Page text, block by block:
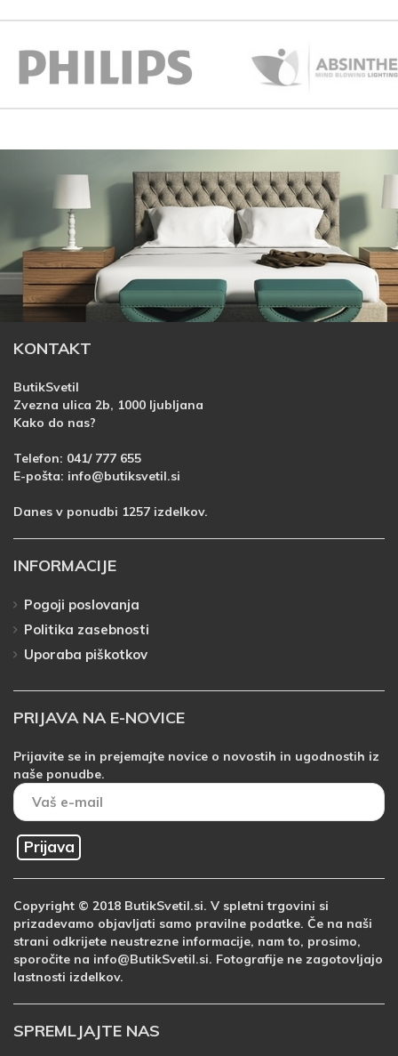
KONTAKT
ButikSvetil
Zvezna ulica 2b, 1000 ljubljana
Kako do nas?
Telefon: 041/ 777 655
E-pošta: info@butiksvetil.si
Danes v ponudbi 1257 izdelkov.
INFORMACIJE
Pogoji poslovanja
Politika zasebnosti
Uporaba piškotkov
PRIJAVA NA E-NOVICE
Prijavite se in prejemajte novice o novostih in ugodnostih iz
naše ponudbe.
Prijava
Copyright © 2018 ButikSvetil.si. V spletni trgovini si
prizadevamo objavljati samo pravilne podatke. Če na naši
strani odkrijete neustrezne informacije, nam to, prosimo,
sporočite na info@ButikSvetil.si. Fotografije ne zagotovljajo
lastnosti izdelkov.
SPREMLJAJTE NAS